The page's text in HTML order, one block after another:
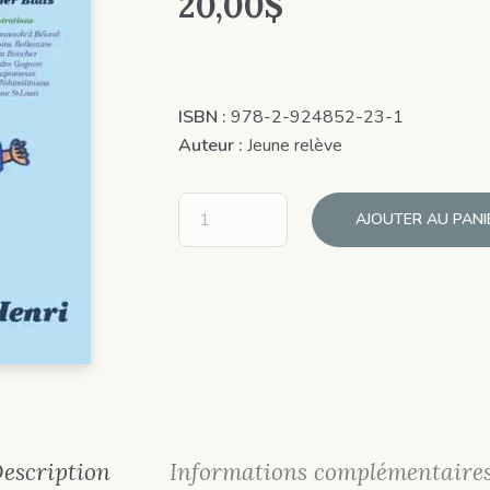
ISBN :978-2-924852-23-1
Auteur :Jeune relève
AJOUTER AU
Informations